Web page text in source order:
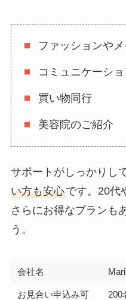
ファッションや
コミュニケーシ
買い物同行
美容院のご紹介
サポートがしっかりし
い方も安心です。20代
さらにお得なプランも
う。
会社名
お見合い申込み可 200